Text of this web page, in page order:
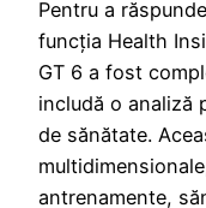
Pentru a
funcția Health
GT 6 a fost
includă o analiză
de sănătate.
antrenamente,